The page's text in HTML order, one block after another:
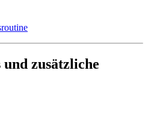
zusätzliche